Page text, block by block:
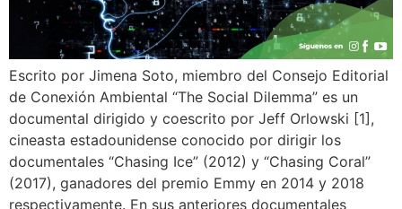
Escrito por Jimena Soto, miembro del Consejo Editorial
de Conexión Ambiental “The Social Dilemma” es un
documental dirigido y coescrito por Jeff Orlowski [1],
cineasta estadounidense conocido por dirigir los
documentales “Chasing Ice” (2012) y “Chasing Coral”
(2017), ganadores del premio Emmy en 2014 y 2018
respectivamente. En sus anteriores documentales